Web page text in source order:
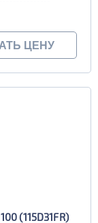
ЦЕНУ
(115D31FR)